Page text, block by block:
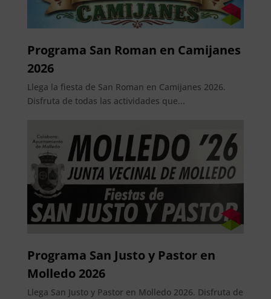
Programa San Roman en Camijanes
2026
Llega la fiesta de San Roman en Camijanes 2026.
Disfruta de todas las actividades que...
Programa San Justo y Pastor en
Molledo 2026
Llega San Justo y Pastor en Molledo 2026. Disfruta de